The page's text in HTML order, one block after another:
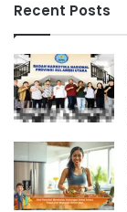
Recent Posts